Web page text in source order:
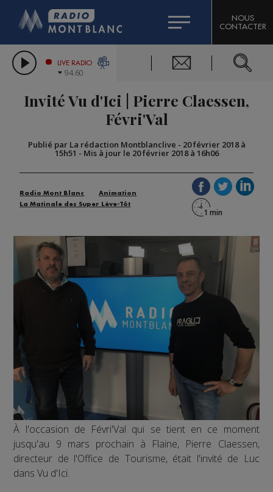
LES CHRONIQUES DE L'EXPERT
CITIZEN MACHINERY
GRAND MASSIF DOMAINES SKIABLES
BIGARD
COMPAGNIE DU MONT-BLANC
NOUS
CONTACTER
LIVE RADIO
94.60
Invité Vu d'Ici | Pierre Claessen,
Févri'Val
Publié par La rédaction Montblanclive - 20 février 2018 à
15h51 - Mis à jour le 20 février 2018 à 16h06
Radio Mont Blanc
Animation
La Matinale des Super Lève-Tôt
À l'occasion de Févri'Val qui se tient en ce moment
jusqu'au 9 mars prochain à Flaine, Pierre Claessen,
directeur de l'Office de Tourisme, était l'invité de Luc
dans Vu d'Ici.